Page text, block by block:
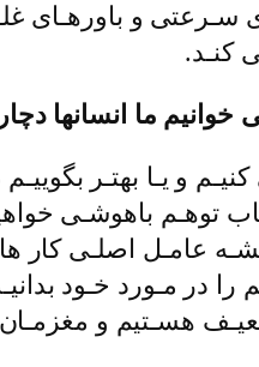
سـرعتی و باورهـای
کنـد.
خوانیم ما انسانها
و یـا بهتـر
توهـم باهوشـی
عامـل اصلـی کار
را در مـورد خـود
هسـتیم و